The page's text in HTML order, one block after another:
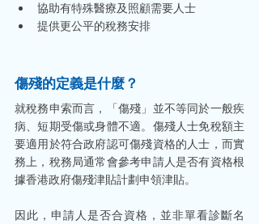
協助有特殊醫療及照顧需要人士
提供更公平的稅務安排
傷殘的定義是什麼？
就稅務申索而言，「傷殘」並不等同於一般疾
病、短期受傷或身體不適。傷殘人士免稅額主
要適用於符合政府認可傷殘資格的人士，而實
務上，稅務局通常會參考申請人是否有資格根
據香港政府傷殘津貼計劃申領津貼。
因此，申請人是否合資格，並非單看診斷名